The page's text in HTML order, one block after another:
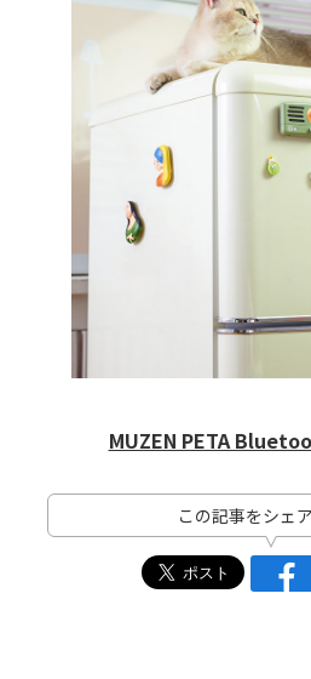
MUZEN PETA
この記事をシェ